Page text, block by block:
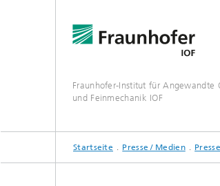
Fraunhofer-Institut für Angewandte
und Feinmechanik IOF
DAS INSTITUT
KOMPETENZEN
VERANSTALTUNGEN
PUBLIKATIONEN
Startseite Presse / Medien